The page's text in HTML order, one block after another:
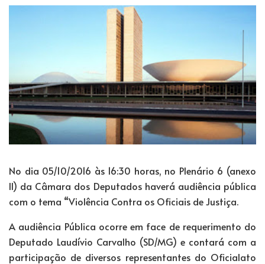
No dia 05/10/2016 às 16:30 horas, no Plenário 6 (anexo
II) da Câmara dos Deputados haverá audiência pública
com o tema “Violência Contra os Oficiais de Justiça.
A audiência Pública ocorre em face de requerimento do
Deputado Laudívio Carvalho (SD/MG) e contará com a
participação de diversos representantes do Oficialato